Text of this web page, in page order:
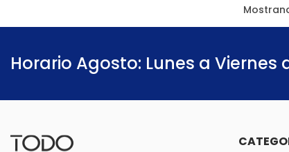
Horario Agosto: Lunes a Viernes